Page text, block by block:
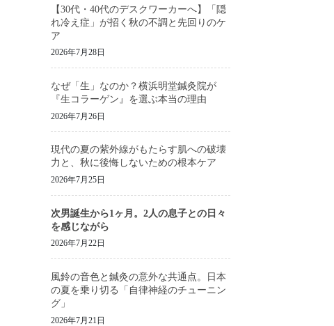
【30代・40代のデスクワーカーへ】「隠
れ冷え症」が招く秋の不調と先回りのケ
ア
2026年7月28日
なぜ「生」なのか？横浜明堂鍼灸院が
『生コラーゲン』を選ぶ本当の理由
2026年7月26日
現代の夏の紫外線がもたらす肌への破壊
力と、秋に後悔しないための根本ケア
2026年7月25日
次男誕生から1ヶ月。2人の息子との日々
を感じながら
2026年7月22日
風鈴の音色と鍼灸の意外な共通点。日本
の夏を乗り切る「自律神経のチューニン
グ」
2026年7月21日